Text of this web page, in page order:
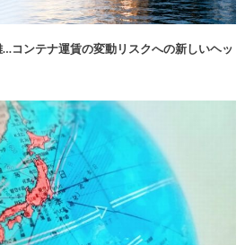
コンテナ運賃の変動リスクへの新しいヘッ